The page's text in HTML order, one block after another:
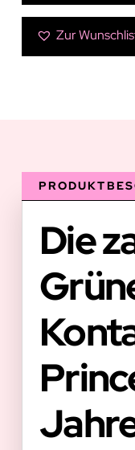
Jasmin
Menge Zur
Die